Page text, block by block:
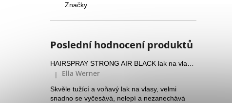
Značky
Poslední hodnocení produktů
Hodnocení produktu je 5 z 5 hvězdiček.
| Ella Werner
Skvěle tužící a voňavý lak na vlasy, velmi
snadno se vyčesává, nelepí a nezanechává